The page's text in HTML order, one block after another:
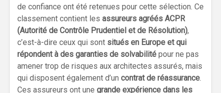
de confiance ont été retenues pour cette sélection. Ce
classement contient les assureurs agréés ACPR
(Autorité de Contrôle Prudentiel et de Résolution),
c’est-à-dire ceux qui sont situés en Europe et qui
répondent à des garanties de solvabilité pour ne pas
amener trop de risques aux architectes assurés, mais
qui disposent également d’un contrat de réassurance.
Ces assureurs ont une grande expérience dans les